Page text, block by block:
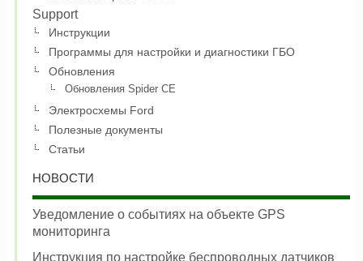
Support
Инструкции
Программы для настройки и диагностики ГБО
Обновления
Обновления Spider CE
Электросхемы Ford
Полезные документы
Статьи
НОВОСТИ
Уведомление о событиях на объекте GPS
мониторинга
Инструкция по настройке беспроводных датчиков